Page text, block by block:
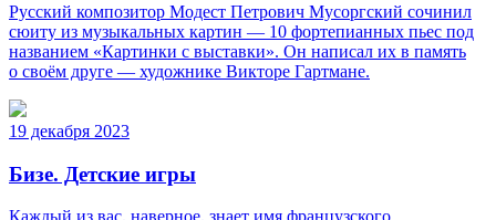
Русский композитор Модест Петрович Мусоргский сочинил
сюиту из музыкальных картин — 10 фортепианных пьес под
названием «Картинки с выставки». Он написал их в память
о своём друге — художнике Викторе Гартмане.
19 декабря 2023
Бизе. Детские игры